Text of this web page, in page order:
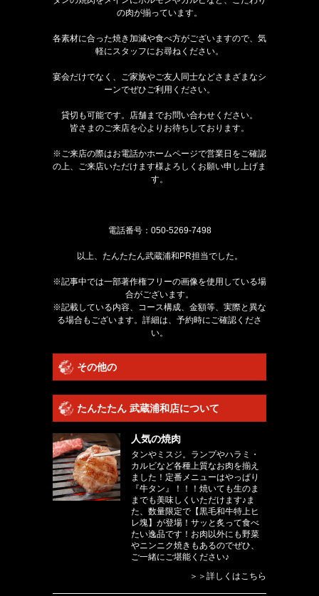
の肉が揃っています。
各素材に合った焼き加減や食べ方がございますので、気
軽にスタッフにお尋ねください。
宴会だけでなく、ご家族やご友人同士などさまざまなシ
ーンでぜひご利用ください。
貸切も可能です。店舗までお問い合わせください。
皆さまのご来店を心よりお待ちしております。
※ご来店の際はお電話かホームページで営業日をご確認
の上、ご来店いただけます様よろしくお願い申し上げま
す。
電話番号： 050-5269-7498
以上、たんたたん武蔵浦和PR担当でした。
※記事中では一部著作権フリーの画像を使用している場
合がございます。
※記載している内容、コース構成、金額等、実際と異な
る場合もございます。詳細は、予約時にご確認くださ
い。
その他の
たんたたん 武蔵浦和店について
人気の焼肉
タンやミスジ。ランプやハラミ・
カルビなど各種上質なお肉を揃え
ました！定番メニューはやっぱり
『牛タン』！！！焼いても生のま
までも美味しくいただけます♪ま
た、数量限定で【黒毛和牛特上ヒ
レ塊】が登場！サッと炙って食べ
たい逸品です！お肉以外にも野菜
やニンニク焼きもあるのでぜひ、
ご一緒にご堪能ください♪
＞＞詳しくはこちら